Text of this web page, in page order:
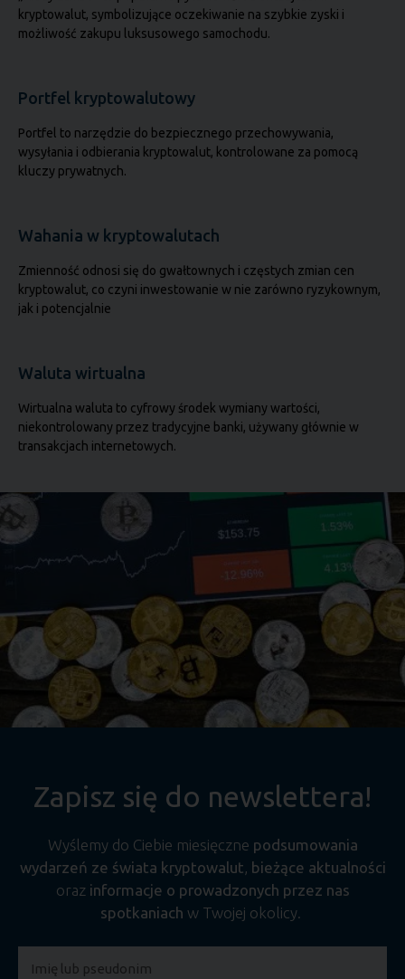
kryptowalut, symbolizujące oczekiwanie na szybkie zyski i
możliwość zakupu luksusowego samochodu.
Portfel kryptowalutowy
Portfel to narzędzie do bezpiecznego przechowywania,
wysyłania i odbierania kryptowalut, kontrolowane za pomocą
kluczy prywatnych.
Wahania w kryptowalutach
Zmienność odnosi się do gwałtownych i częstych zmian cen
kryptowalut, co czyni inwestowanie w nie zarówno ryzykownym,
jak i potencjalnie
Waluta wirtualna
Wirtualna waluta to cyfrowy środek wymiany wartości,
niekontrolowany przez tradycyjne banki, używany głównie w
transakcjach internetowych.
Zapisz się do newslettera!
Wyślemy do Ciebie miesięczne podsumowania
wydarzeń ze świata kryptowalut, bieżące aktualności
oraz informacje o prowadzonych przez nas
spotkaniach w Twojej okolicy.